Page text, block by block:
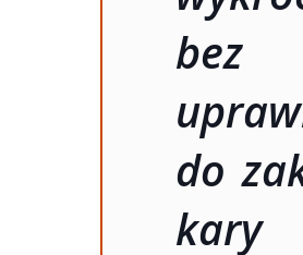
bez
do
kary